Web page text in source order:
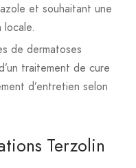
et souhaitant une
de dermatoses
traitement de cure
d’entretien selon
Terzolin